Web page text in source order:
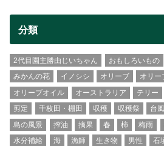
分類
2代目園主勝由じいちゃん おもしろいもの
みかんの花
イノシシ オリーブ オリー
オリーブオイル
オーストラリア テリー
剪定
千枚田・棚田 収穫 収穫祭 台風
島の風景
搾油 摘果 春 柿 梅雨
水分補給
海 漁師 生き物 男性 石